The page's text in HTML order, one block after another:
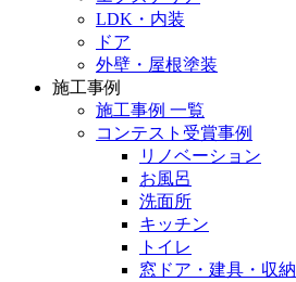
LDK・内装
ドア
外壁・屋根塗装
施工事例
施工事例 一覧
コンテスト受賞事例
リノベーション
お風呂
洗面所
キッチン
トイレ
窓ドア・建具・収納